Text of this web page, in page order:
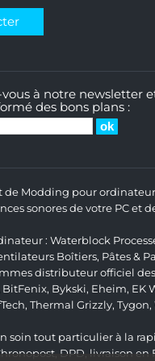
vous à notre newsletter
des bons plans :
Modding pour
sonores de votre PC et
: Waterblock
Boîtiers, Pâtes &
distributeur officiel
BitFenix, Bykski, Eheim, EK
, Thermal Grizzly, Tygon,
tout particulier à la
DPD, livraison